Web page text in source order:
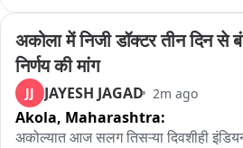
चयन विभिन्न शारीरिक दक्षता परीक्षणों के
अकोला में निजी डॉक्टर तीन दिन से
निर्णय की मांग
JJ JAYESH JAGAD 2m ago
Akola, Maharashtra:
अकोल्यात आज सलग तिसऱ्या दिवशीही